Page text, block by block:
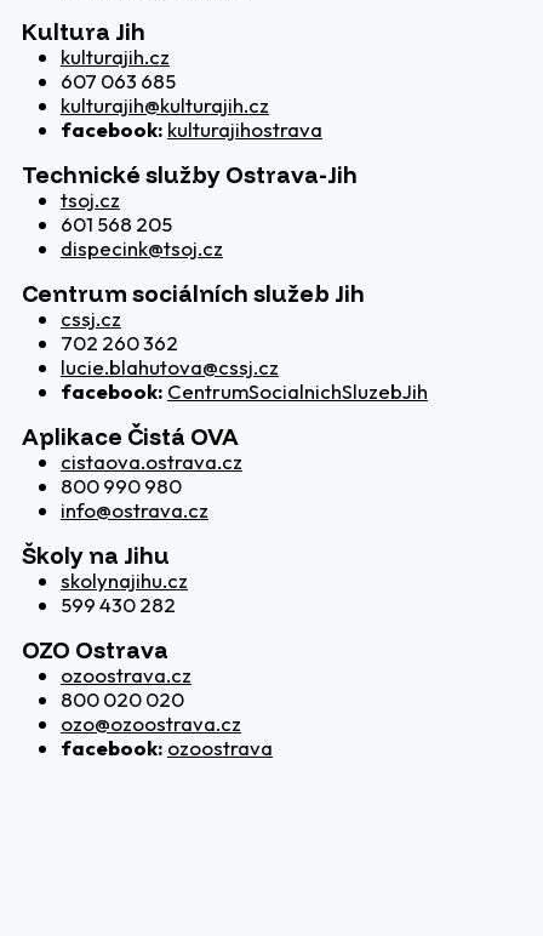
Kultura Jih
kulturajih.cz
607 063 685
kulturajih@kulturajih.cz
facebook: kulturajihostrava
Technické služby Ostrava-Jih
tsoj.cz
601 568 205
dispecink@tsoj.cz
Centrum sociálních služeb Jih
cssj.cz
702 260 362
lucie.blahutova@cssj.cz
facebook: CentrumSocialnichSluzebJih
Aplikace Čistá OVA
cistaova.ostrava.cz
800 990 980
info@ostrava.cz
Školy na Jihu
skolynajihu.cz
599 430 282
OZO Ostrava
ozoostrava.cz
800 020 020
ozo@ozoostrava.cz
facebook: ozoostrava